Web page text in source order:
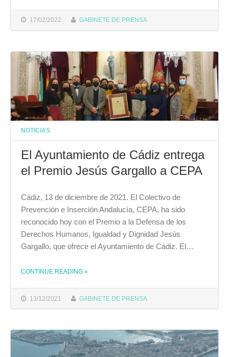
17/02/2022 GABINETE DE PRENSA
NOTICIAS
El Ayuntamiento de Cádiz entrega
el Premio Jesús Gargallo a CEPA
13/12/2021 GABINETE DE PRENSA
Cádiz, 13 de diciembre de 2021. El Colectivo de
Prevención e Inserción Andalucía, CEPA, ha sido
reconocido hoy con el Premio a la Defensa de los
Derechos Humanos, Igualdad y Dignidad Jesús
Gargallo, que ofrece el Ayuntamiento de Cádiz. El…
CONTINUE READING THE "EL AYUNTAMIENTO DE CÁDIZ ENTREGA EL PREMIO JESÚS GARGALLO A CEPA"
»